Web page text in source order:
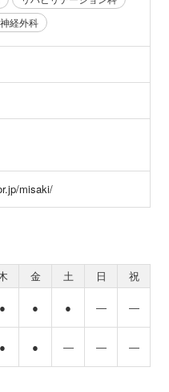
経外科
misaki/
金 土 日
祝
● ● ● ― ―
● ● ― ― ―